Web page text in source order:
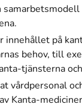
innehållet på
behov, till
tjänsterna
vårdpersonal
Kanta-